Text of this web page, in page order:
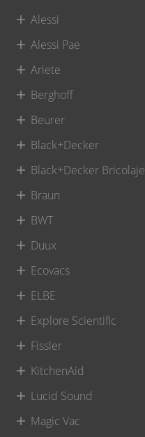
Alessi
Alessi Pae
Ariete
Berghoff
Beurer
Black+Decker
Black+Decker Bricolaje
Braun
BWT
Duux
Ecovacs
ELBE
Explore Scientific
Fissler
KitchenAid
Lucid Sound
Magic Vac